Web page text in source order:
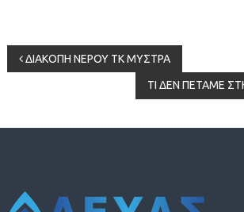
Πλοήγηση
ΔΙΑΚΟΠΗ ΝΕΡΟΥ ΤΚ ΜΥΣΤΡΑ
ΤΙ ΔΕΝ ΠΕΤΑΜΕ